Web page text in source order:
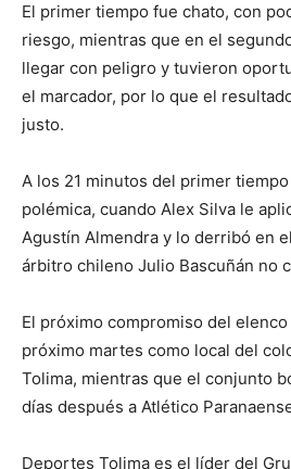
El primer tiempo fue chato, con
riesgo, mientras que en el
llegar con peligro y tuvieron
el marcador, por lo que el
justo.
A los 21 minutos del primer
polémica, cuando Alex Silva le
Agustín Almendra y lo derribó en
árbitro chileno Julio Bascuñán no
El próximo compromiso del
próximo martes como local del
Tolima, mientras que el conjunto
días después a Atlético
Deportes Tolima es el líder del